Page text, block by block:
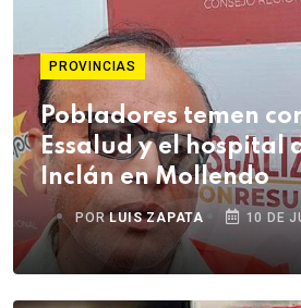
PROVINCIAS
Pobladores temen
Essalud y el hospital
Inclán en Mollendo
PORLUIS ZAPATA 10 DE